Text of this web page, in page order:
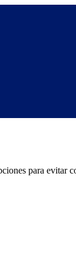
para evitar